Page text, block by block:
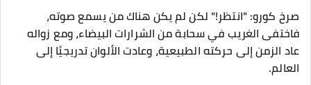
صرخ كورو: "انتظر!" لكن لم يكن هناك من يسمع صوته،
فاختفى الغريب في سحابة من الشرارات البيضاء، ومع زواله
عاد الزمن إلى حركته الطبيعية، وعادت الألوان تدريجيًا إلى
العالم.